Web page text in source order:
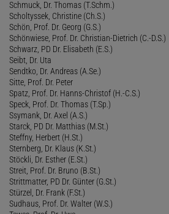
Schmuck, Dr. Thomas (T.Schm.)
Scholtyssek, Christine (Ch.S.)
Schön, Prof. Dr. Georg (G.S.)
Schönwiese, Prof. Dr. Christian-Dietrich (C.-D.S.)
Schwarz, PD Dr. Elisabeth (E.S.)
Seibt, Dr. Uta
Sendtko, Dr. Andreas (A.Se.)
Sitte, Prof. Dr. Peter
Spatz, Prof. Dr. Hanns-Christof (H.-C.S.)
Speck, Prof. Dr. Thomas (T.Sp.)
Ssymank, Dr. Axel (A.S.)
Starck, PD Dr. Matthias (M.St.)
Steffny, Herbert (H.St.)
Sternberg, Dr. Klaus (K.St.)
Stöckli, Dr. Esther (E.St.)
Streit, Prof. Dr. Bruno (B.St.)
Strittmatter, PD Dr. Günter (G.St.)
Stürzel, Dr. Frank (F.St.)
Sudhaus, Prof. Dr. Walter (W.S.)